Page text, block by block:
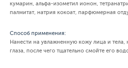
кумарин, альфа-изометил ионон,
палмитат, натрия кокоат, парфюмерная
Способ применения:
Нанести на увлажненную кожу лица и тела,
глаза, после чего тщательно смойте его